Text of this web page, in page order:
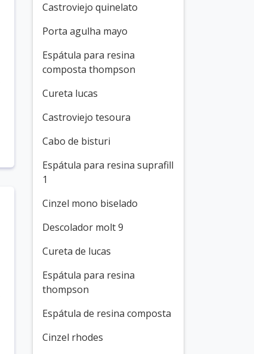
Castroviejo quinelato
Porta agulha mayo
Espátula para resina
composta thompson
Cureta lucas
Castroviejo tesoura
Cabo de bisturi
Espátula para resina suprafill
1
Cinzel mono biselado
Descolador molt 9
Cureta de lucas
Espátula para resina
thompson
Espátula de resina composta
Cinzel rhodes